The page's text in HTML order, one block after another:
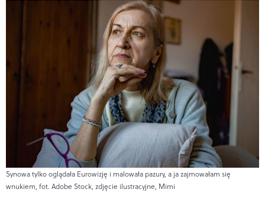
Synowa tylko oglądała Eurowizję i malowała pazury, a ja zajmowałam się
wnukiem, fot. Adobe Stock, zdjęcie ilustracyjne, Mimi